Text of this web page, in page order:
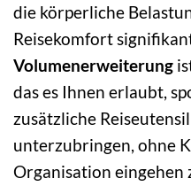
die körperliche
Reisekomfort
Volumenerweiterung
das es Ihnen erlaubt,
zusätzliche
unterzubringen, ohne
Organisation eingehen